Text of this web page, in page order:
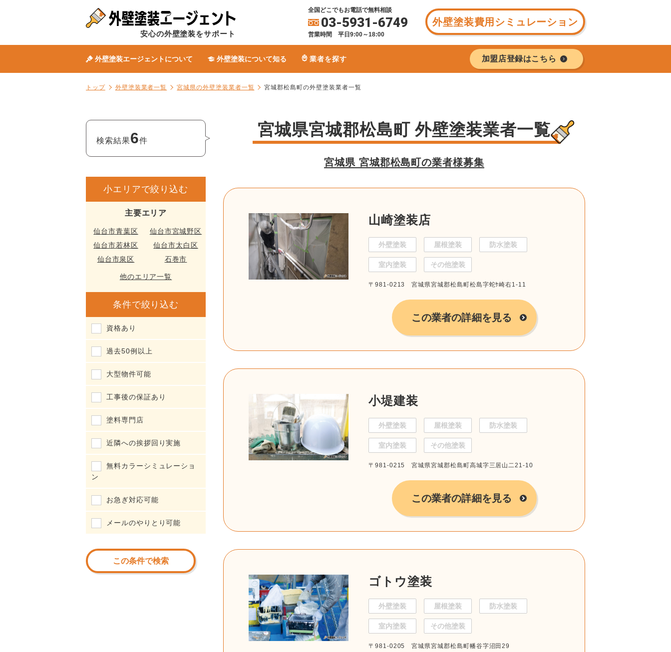
安心の外壁塗装をサポート
全国どこでもお電話で無料相談
03-5931-6749
営業時間 平日9:00～18:00
外壁塗装費用シミュレーション
外壁塗装エージェントについて 外壁塗装について知る 業者を探す 加盟店登録はこちら
トップ 外壁塗装業者一覧 宮城県の外壁塗装業者一覧 宮城郡松島町の外壁塗装業者一覧
検索結果6件
小エリアで絞り込む
主要エリア
仙台市青葉区
仙台市宮城野区
仙台市若林区
仙台市太白区
仙台市泉区
石巻市
他のエリア一覧
条件で絞り込む
資格あり
過去50例以上
大型物件可能
工事後の保証あり
塗料専門店
近隣への挨拶回り実施
無料カラーシミュレーショ
ン
お急ぎ対応可能
メールのやりとり可能
この条件で検索
宮城県宮城郡松島町 外壁塗装業者一覧
宮城県 宮城郡松島町の業者様募集
山崎塗装店
外壁塗装 屋根塗装 防水塗装
室内塗装 その他塗装
〒981-0213 宮城県宮城郡松島町松島字蛇ｹ崎右1-11
この業者の詳細を見る
小堤建装
外壁塗装 屋根塗装 防水塗装
室内塗装 その他塗装
〒981-0215 宮城県宮城郡松島町高城字三居山二21-10
この業者の詳細を見る
ゴトウ塗装
外壁塗装 屋根塗装 防水塗装
室内塗装 その他塗装
〒981-0205 宮城県宮城郡松島町幡谷字沼田29